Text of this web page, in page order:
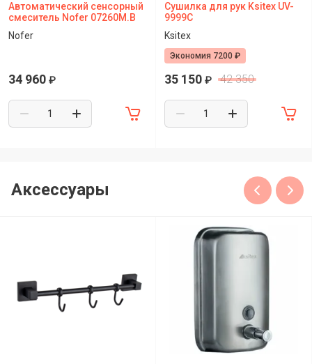
Автоматический сенсорный
смеситель Nofer 07260M.B
Nofer
34 960 ₽
Сушилка для рук Ksitex UV-
9999C
Ksitex
Экономия 7200 ₽
35 150 ₽ 42 350
Аксессуары